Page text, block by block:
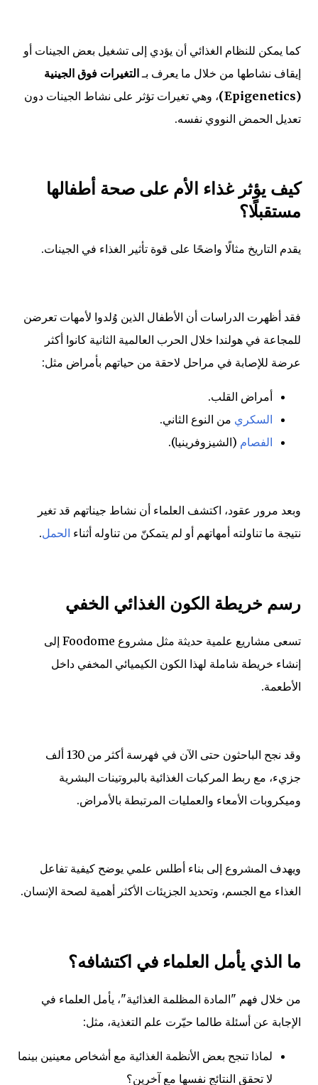
كما يمكن للنظام الغذائي أن يؤدي إلى تشغيل بعض الجينات أو
إيقاف نشاطها من خلال ما يعرف بـ التغيرات فوق الجينية
(Epigenetics)
، وهي تغيرات تؤثر على نشاط الجينات دون
تعديل الحمض النووي نفسه.
كيف يؤثر غذاء الأم على صحة أطفالها
مستقبلًا؟
يقدم التاريخ مثالًا واضحًا على قوة تأثير الغذاء في الجينات.
فقد أظهرت الدراسات أن الأطفال الذين وُلدوا لأمهات تعرضن
للمجاعة في هولندا خلال الحرب العالمية الثانية كانوا أكثر
عرضة للإصابة في مراحل لاحقة من حياتهم بأمراض مثل:
أمراض القلب.
السكري من النوع الثاني.
الفصام (الشيزوفرينيا).
وبعد مرور عقود، اكتشف العلماء أن نشاط جيناتهم قد تغير
نتيجة ما تناولته أمهاتهم أو لم يتمكنّ من تناوله أثناء الحمل.
رسم خريطة الكون الغذائي الخفي
تسعى مشاريع علمية حديثة مثل مشروع Foodome إلى
إنشاء خريطة شاملة لهذا الكون الكيميائي المخفي داخل
الأطعمة.
وقد نجح الباحثون حتى الآن في فهرسة أكثر من 130 ألف
جزيء، مع ربط المركبات الغذائية بالبروتينات البشرية
وميكروبات الأمعاء والعمليات المرتبطة بالأمراض.
ويهدف المشروع إلى بناء أطلس علمي يوضح كيفية تفاعل
الغذاء مع الجسم، وتحديد الجزيئات الأكثر أهمية لصحة الإنسان.
ما الذي يأمل العلماء في اكتشافه؟
من خلال فهم "المادة المظلمة الغذائية"، يأمل العلماء في
الإجابة عن أسئلة طالما حيّرت علم التغذية، مثل:
لماذا تنجح بعض الأنظمة الغذائية مع أشخاص معينين بينما
لا تحقق النتائج نفسها مع آخرين؟